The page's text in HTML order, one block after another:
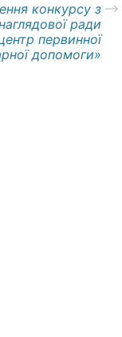
конкурсу з
ради
первинної
допомоги»